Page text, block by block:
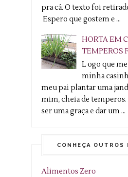
pra cá. O texto foi
Espero que gostem e ...
HORTA EM
TEMPEROS
L ogo que
minha
meu pai plantar uma
mim, cheia de temperos.
ser uma graça e dar um ...
CONHEÇA OUTROS
Alimentos Zero